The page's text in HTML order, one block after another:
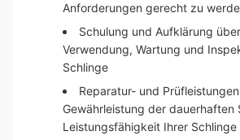
Anforderungen gerecht zu
Schulung und Aufklärung
Verwendung, Wartung und
Schlinge
Reparatur- und
Gewährleistung der dauerhaften
Leistungsfähigkeit Ihrer Schlinge